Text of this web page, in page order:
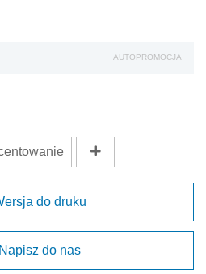
AUTOPROMOCJA
do druku
Napisz do nas